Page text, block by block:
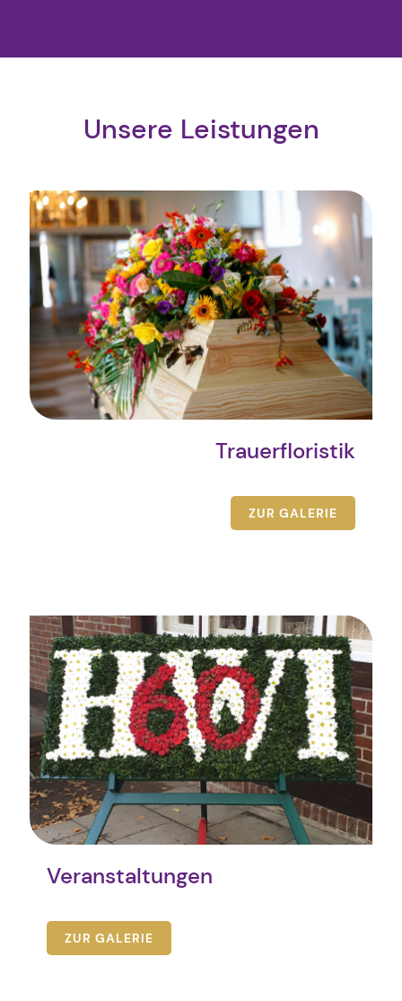
Unsere Leistungen
Trauerfloristik
ZUR GALERIE
Veranstaltungen
ZUR GALERIE